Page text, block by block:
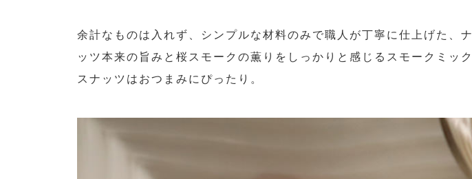
余計なものは入れず、シンプルな材料のみで職人が丁寧に仕上げた、ナ
ッツ本来の旨みと桜スモークの薫りをしっかりと感じるスモークミック
スナッツはおつまみにぴったり。